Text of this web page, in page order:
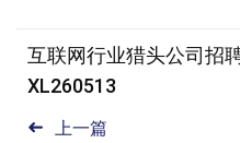
上一篇
互联网行业猎头公司招
XL260513